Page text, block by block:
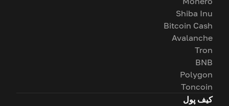
Shiba Inu
Bitcoin Cash
Avalanche
Tron
BNB
Polygon
Toncoin
کیف پول